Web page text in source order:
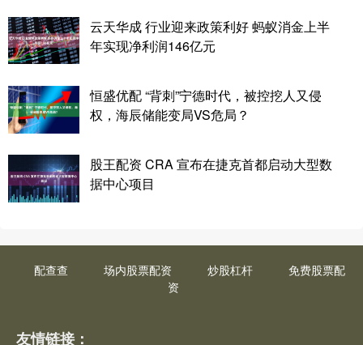
云天华成 行业迎来政策利好 蚂蚁消金上半
年实现净利润146亿元
恒盛优配 “背刺”宁德时代，被控挖人又侵
权，海辰储能变局VS危局？
股王配资 CRA 宣布在捷克首都启动大型数
据中心项目
配查查 场内股票配资 炒股杠杆
免费股票配
资
友情链接：